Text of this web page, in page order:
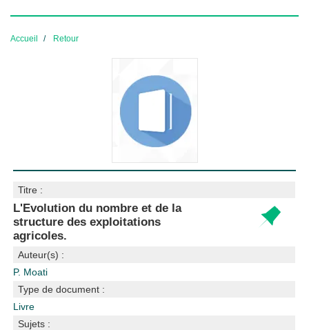
Accueil Retour
Titre :
L'Evolution du nombre et de la
structure des exploitations
agricoles.
Auteur(s) :
P. Moati
Type de document :
Livre
Sujets :